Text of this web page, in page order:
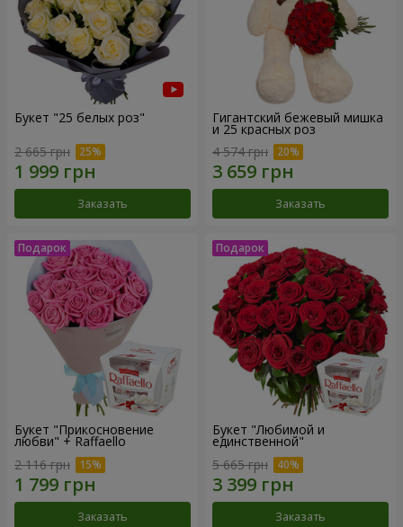
Букет "25 белых роз"
2 665 грн
Заказать
Гигантский бежевый мишка
и 25 красных роз
4 574 грн
Заказать
Букет "Прикосновение
любви" + Raffaello
2 116 грн
Заказать
Букет "Любимой и
единственной"
5 665 грн
Заказать